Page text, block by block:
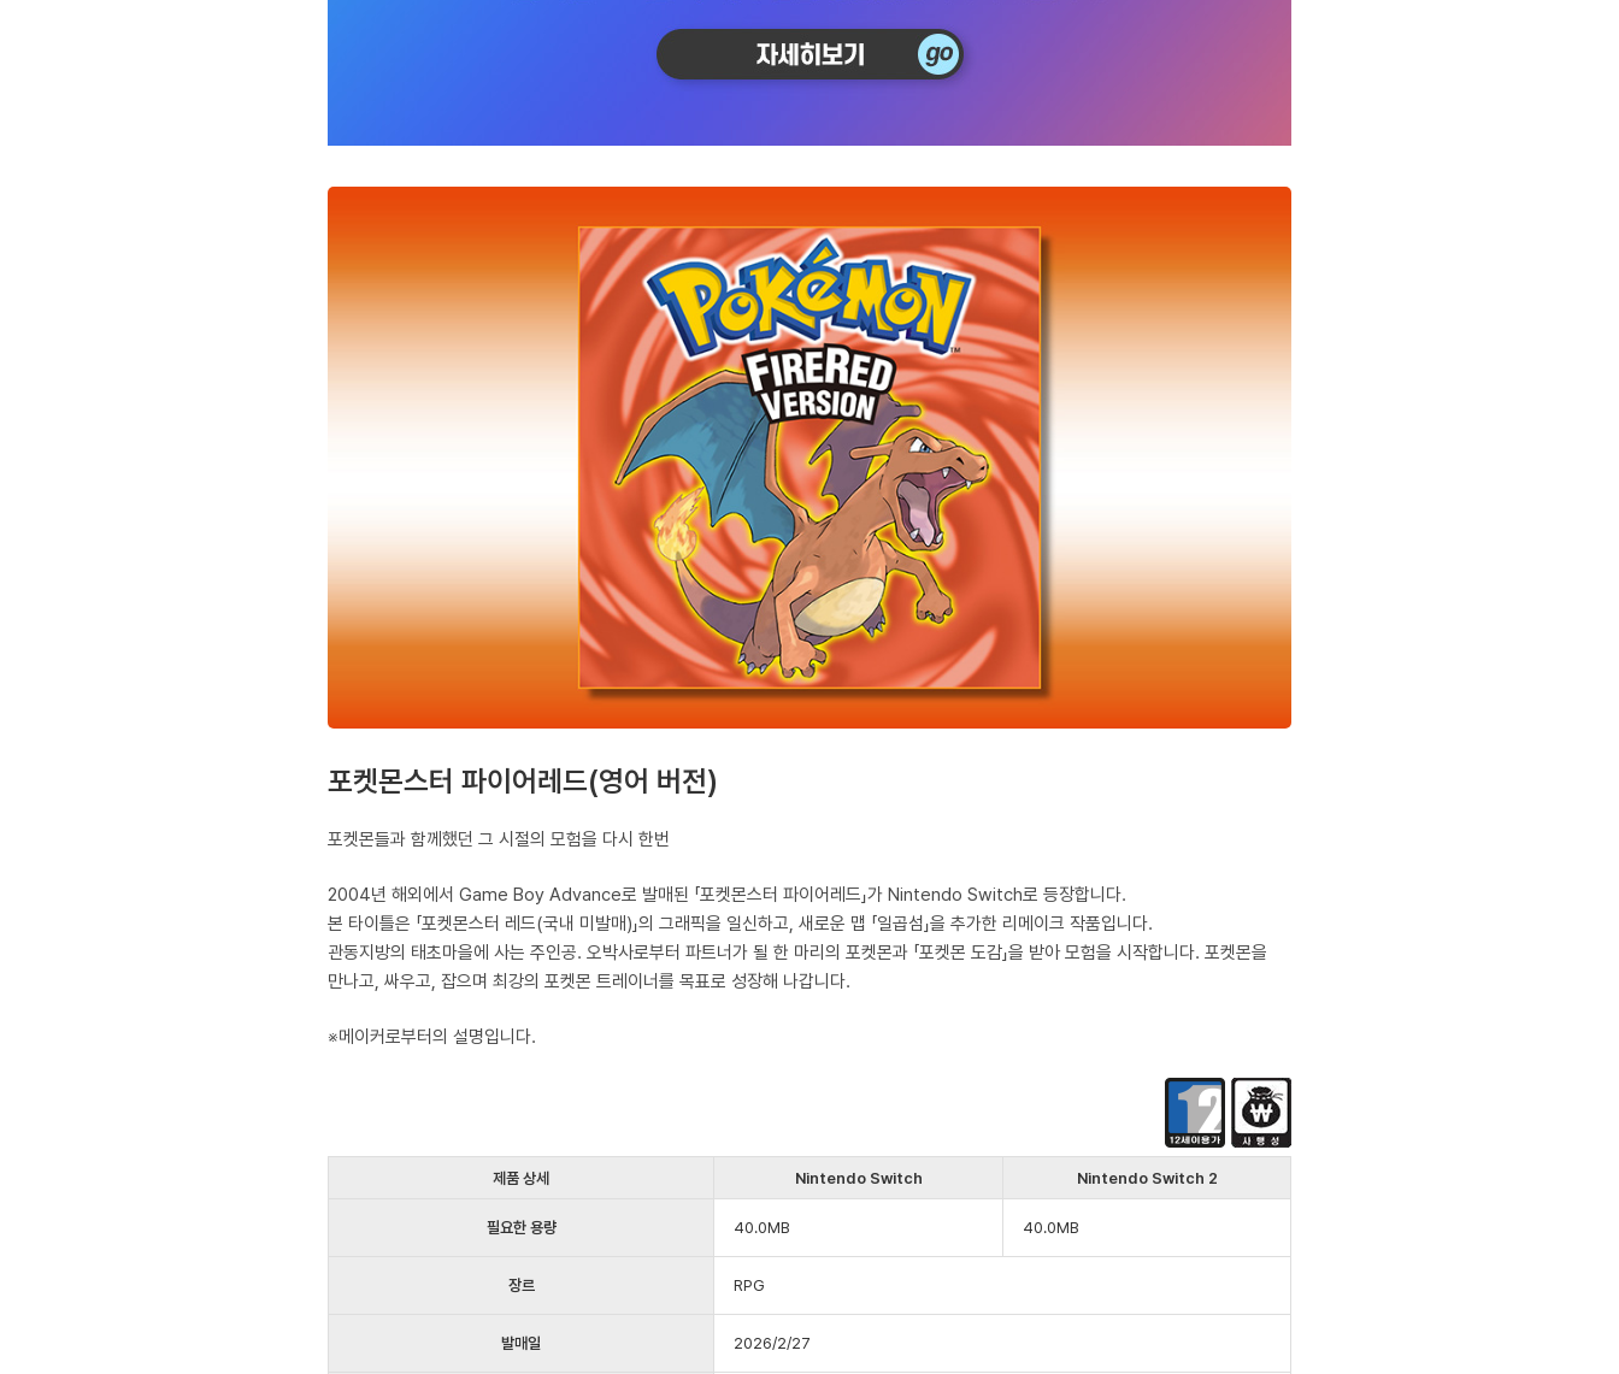
포켓몬스터 파이어레드(영어 버전)
포켓몬들과 함께했던 그 시절의 모험을 다시 한번
2004년 해외에서 Game Boy Advance로 발매된 「포켓몬스터 파이어레드」가 Nintendo Switch로 등장합니다.
본 타이틀은 「포켓몬스터 레드(국내 미발매)」의 그래픽을 일신하고, 새로운 맵 「일곱섬」을 추가한 리메이크 작품입니다.
관동지방의 태초마을에 사는 주인공. 오박사로부터 파트너가 될 한 마리의 포켓몬과 「포켓몬 도감」을 받아 모험을 시작합니다. 포켓몬을
만나고, 싸우고, 잡으며 최강의 포켓몬 트레이너를 목표로 성장해 나갑니다.
※메이커로부터의 설명입니다.
제품 상세 Nintendo Switch Nintendo Switch 2
필요한 용량 40.0MB 40.0MB
장르 RPG
발매일 2026/2/27